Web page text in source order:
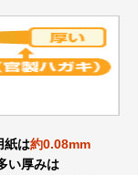
紙は約0.08mm
い厚みは